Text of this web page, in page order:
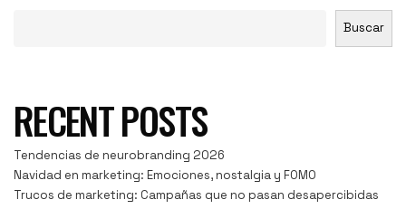
Buscar
RECENT POSTS
Tendencias de neurobranding 2026
Navidad en marketing: Emociones, nostalgia y FOMO
Trucos de marketing: Campañas que no pasan desapercibidas